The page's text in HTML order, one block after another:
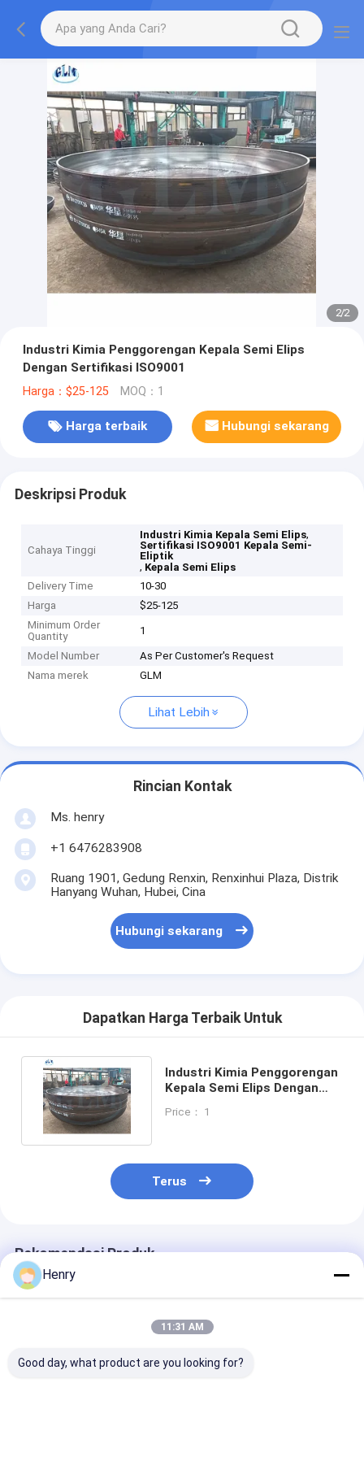
2/2
Industri Kimia Penggorengan Kepala Semi Elips
Dengan Sertifikasi ISO9001
Harga：$25-125 MOQ：1
Harga terbaik Hubungi sekarang
Deskripsi Produk
Cahaya Tinggi
Industri Kimia Kepala Semi Elips,
Sertifikasi ISO9001 Kepala Semi-
Eliptik
, Kepala Semi Elips
Delivery Time
10-30
Harga
$25-125
Minimum Order
Quantity
1
Model Number
As Per Customer's Request
Nama merek
GLM
Lihat Lebih
Rincian Kontak
Ms. henry
+1 6476283908
Ruang 1901, Gedung Renxin, Renxinhui Plaza, Distrik
Hanyang Wuhan, Hubei, Cina
Hubungi sekarang
Dapatkan Harga Terbaik Untuk
Industri Kimia Penggorengan
Kepala Semi Elips Dengan
Price： 1
Terus
Rekomendasi Produk
Henry
11:31 AM
Good day, what product are you looking for?